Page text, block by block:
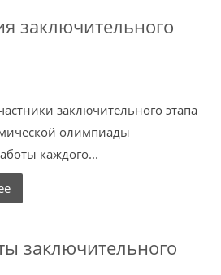
заключительного
заключительного этапа
олимпиады
каждого...
заключительного